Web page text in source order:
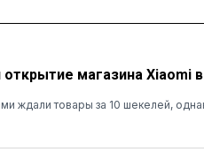
открытие магазина Xiaomi
ждали товары за 10 шекелей,